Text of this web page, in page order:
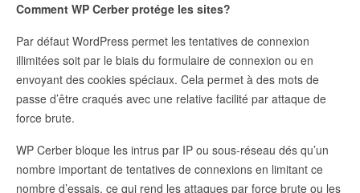
Comment WP Cerber protége les sites?
Par défaut WordPress permet les tentatives de connexion
illimitées soit par le biais du formulaire de connexion ou en
envoyant des cookies spéciaux. Cela permet à des mots de
passe d’être craqués avec une relative facilité par attaque de
force brute.
WP Cerber bloque les intrus par IP ou sous-réseau dés qu’un
nombre important de tentatives de connexions en limitant ce
nombre d’essais, ce qui rend les attaques par force brute ou les